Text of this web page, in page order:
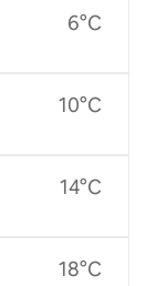
6°C
10°C
14°C
18°C